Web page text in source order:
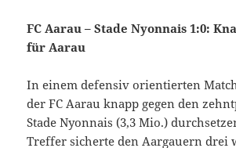
FC Aarau – Stade Nyonnais 1:0:
für Aarau
In einem defensiv orientierten
der FC Aarau knapp gegen den
Stade Nyonnais (3,3 Mio.)
Treffer sicherte den Aargauern drei